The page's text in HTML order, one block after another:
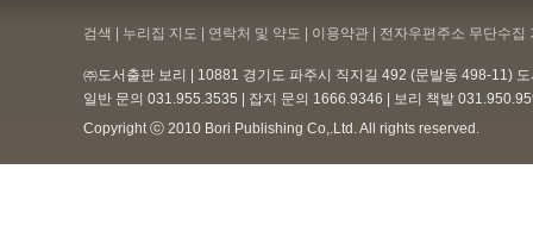
검색 | 누리집 지도 | 연락처 및 약도 | 이용약관 | 전자우편주소 무단수집
㈜도서출판 보리 | 10881 경기도 파주시 직지길 492 (문발동 498-11)
일반 문의 031.955.3535 | 잡지 문의 1666.9346 | 보리 책밭
Copyright ⓒ 2010 Bori Publishing Co,.Ltd. All rights reserved.